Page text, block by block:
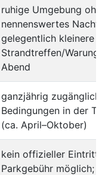
ruhige Umgebung
nennenswertes
gelegentlich kleinere
Strandtreffen/
Abend
ganzjährig
Bedingungen in der
(ca. April–Oktober)
kein offizieller Eintritt;
Parkgebühr möglich;